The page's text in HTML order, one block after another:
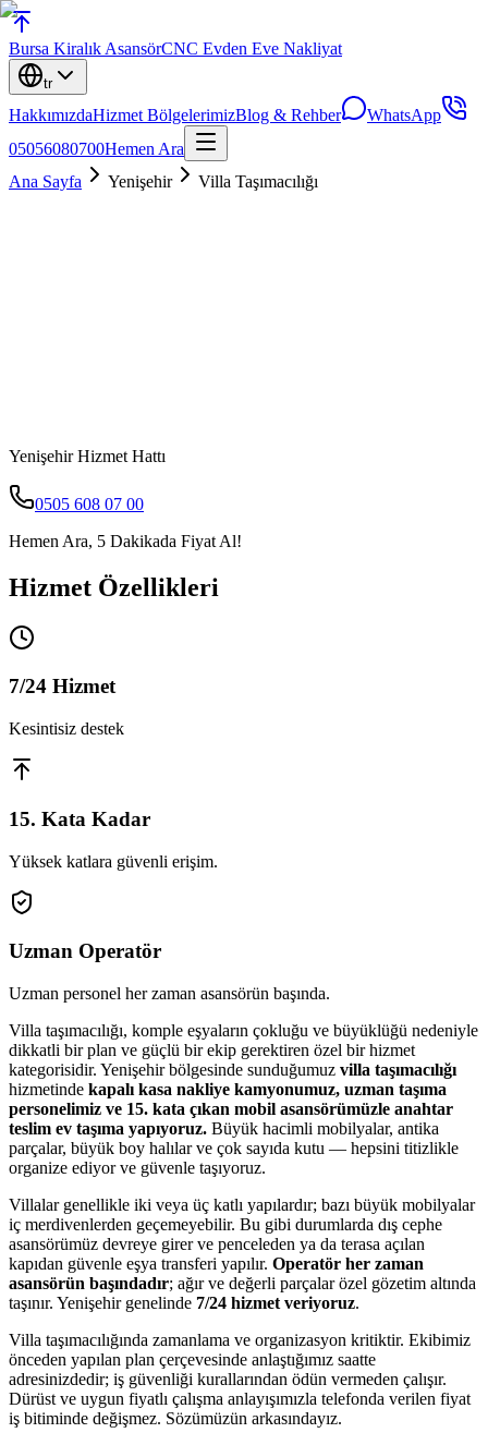
Bursa Kiralık AsansörCNC Evden Eve Nakliyat
tr
HakkımızdaHizmet BölgelerimizBlog & Rehber
WhatsApp
05056080700Hemen Ara
Ana Sayfa
Yenişehir Villa Taşımacılığı
YenişehirHizmet Hattı
0505 608 07 00
Hemen Ara, 5 Dakikada Fiyat Al!
Hizmet Özellikleri
7/24 Hizmet
Kesintisiz destek
15. Kata Kadar
Yüksek katlara güvenli erişim.
Uzman Operatör
Uzman personel her zaman asansörün başında.
Villa taşımacılığı, komple eşyaların çokluğu ve büyüklüğü nedeniyle
dikkatli bir plan ve güçlü bir ekip gerektiren özel bir hizmet
kategorisidir. Yenişehir bölgesinde sunduğumuz villa taşımacılığı
hizmetinde kapalı kasa nakliye kamyonumuz, uzman taşıma
personelimiz ve 15. kata çıkan mobil asansörümüzle anahtar
teslim ev taşıma yapıyoruz. Büyük hacimli mobilyalar, antika
parçalar, büyük boy halılar ve çok sayıda kutu — hepsini titizlikle
organize ediyor ve güvenle taşıyoruz.
Villalar genellikle iki veya üç katlı yapılardır; bazı büyük mobilyalar
iç merdivenlerden geçemeyebilir. Bu gibi durumlarda dış cephe
asansörümüz devreye girer ve penceleden ya da terasa açılan
kapıdan güvenle eşya transferi yapılır. Operatör her zaman
asansörün başındadır; ağır ve değerli parçalar özel gözetim altında
taşınır. Yenişehir genelinde 7/24 hizmet veriyoruz.
Villa taşımacılığında zamanlama ve organizasyon kritiktir. Ekibimiz
önceden yapılan plan çerçevesinde anlaştığımız saatte
adresinizdedir; iş güvenliği kurallarından ödün vermeden çalışır.
Dürüst ve uygun fiyatlı çalışma anlayışımızla telefonda verilen fiyat
iş bitiminde değişmez. Sözümüzün arkasındayız.